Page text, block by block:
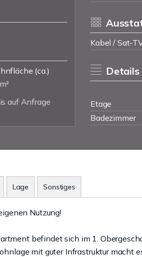
(ca.)
auf Anfrage
Kabel / Sat-
Details
Etage
Badezimmer
Lage Sonstiges
Nutzung!
befindet sich im 1.
mit guter Infrastruktur macht